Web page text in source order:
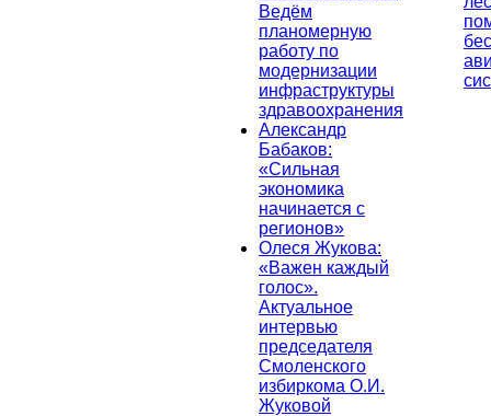
Ведём
планомерную
работу по
модернизации
инфраструктуры
здравоохранения
Александр
Бабаков:
«Сильная
экономика
начинается с
регионов»
Олеся Жукова:
«Важен каждый
голос».
Актуальное
интервью
председателя
Смоленского
избиркома О.И.
Жуковой